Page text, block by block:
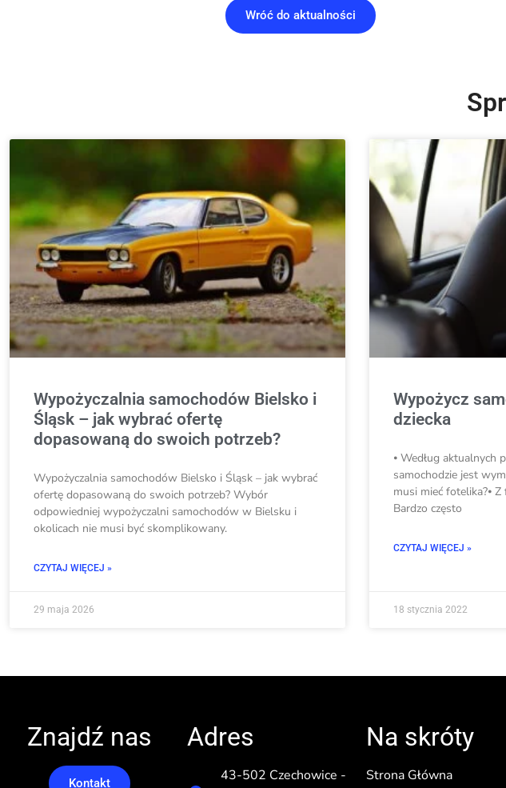
Wróć do aktualności
Wypożyczalnia samochodów Bielsko i
Śląsk – jak wybrać ofertę
dopasowaną do swoich potrzeb?
Wypożyczalnia samochodów Bielsko i Śląsk – jak wybrać
ofertę dopasowaną do swoich potrzeb? Wybór
odpowiedniej wypożyczalni samochodów w Bielsku i
okolicach nie musi być skomplikowany.
CZYTAJ WIĘCEJ »
29 maja 2026
Wypożycz
dziecka
⦁ Według aktualnych
samochodzie jest
musi mieć fotelika?⦁
Bardzo często
CZYTAJ WIĘCEJ »
18 stycznia 2022
Znajdź nas
Kontakt
Adres
43-502 Czechowice -
Na skróty
Strona Główna